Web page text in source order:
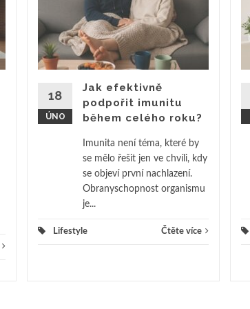
18
ÚNO
Jak efektivně
podpořit imunitu
během celého roku?
Imunita není téma, které by
se mělo řešit jen ve chvíli, kdy
se objeví první nachlazení.
Obranyschopnost organismu
je...
Lifestyle Čtěte více